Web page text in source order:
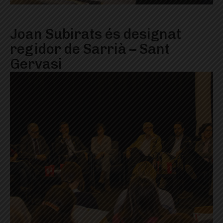
Joan Subirats és designat
regidor de Sarrià – Sant
Gervasi